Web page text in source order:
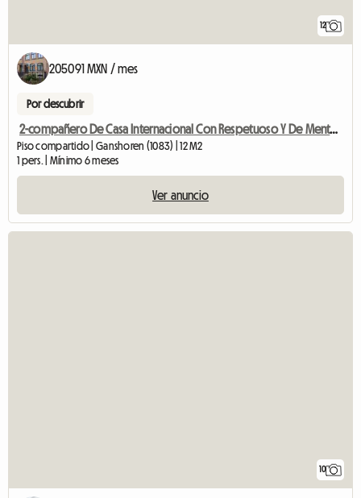
12
205091 MXN / mes
Por descubrir
2-compañero De Casa Internacional Con Respetuoso Y De Mente Abierta
Piso compartido | Ganshoren (1083) | 12 M2
1 pers. | Mínimo 6 meses
Ver anuncio
10